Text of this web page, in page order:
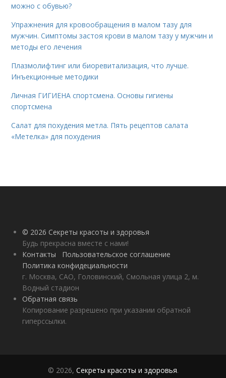
можно с обувью?
Упражнения для кровообращения в малом тазу для
мужчин. Симптомы застоя крови в малом тазу у мужчин и
методы его лечения
Плазмолифтинг или биоревитализация, что лучше.
Инъекционные методики
Личная ГИГИЕНА спортсмена. Основы гигиены
спортсмена
Салат для похудения метла. Пять рецептов салата
«Метелка» для похудения
© 2026 Секреты красоты и здоровья
Будь прекрасна вместе с нами!
Контакты
Пользовательское соглашение
Политика конфидециальности
г. Москва, САО, Головинский, Смольная улица 2, м.
Водный стадион
Обратная связь
Копирование разрешено при указании обратной
гиперссылки.
© 2026, Секреты красоты и здоровья.